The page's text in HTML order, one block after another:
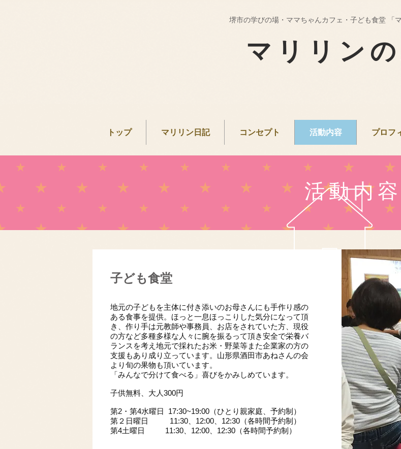
堺市の学びの場・ママちゃんカフェ・子ども食堂 「マ
マリリン
トップ マリリン日記 コンセプト 活動内容 プロフ
活動内容
子ども食堂
地元の子どもを主体に付き添いのお母さんにも手作り感の
ある食事を提供。ほっと一息ほっこりした気分になって頂
き、作り手は元教師や事務員、お店をされていた方、現役
の方など多種多様な人々に腕を振るって頂き安全で栄養バ
ランスを考え地元で採れたお米・野菜等また企業家の方の
支援もあり成り立っています。山形県酒田市あねさんの会
より旬の果物も頂いています。
「みんなで分けて食べる」喜びをかみしめています。
子供無料、大人300円
第2・第4水曜日 17:30~19:00（ひとり親家庭、予約制）
​第２日曜日 11:30、12:00、12:30（各時間予約制）
第4土曜日 11:30、12:00、12:30（各時間予約制）